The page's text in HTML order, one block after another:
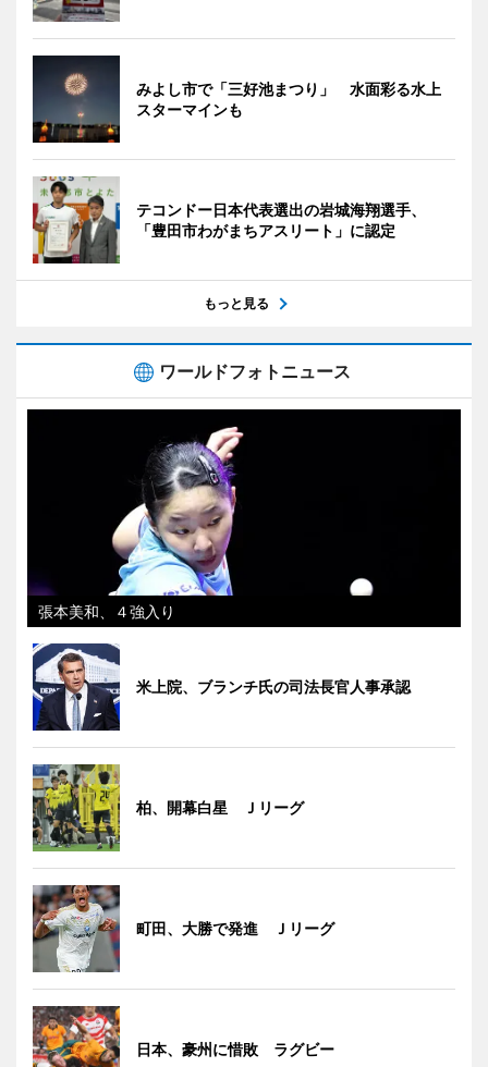
みよし市で「三好池まつり」 水面彩る水上
スターマインも
テコンドー日本代表選出の岩城海翔選手、
「豊田市わがまちアスリート」に認定
もっと見る
ワールドフォトニュース
張本美和、４強入り
米上院、ブランチ氏の司法長官人事承認
柏、開幕白星 Ｊリーグ
町田、大勝で発進 Ｊリーグ
日本、豪州に惜敗 ラグビー